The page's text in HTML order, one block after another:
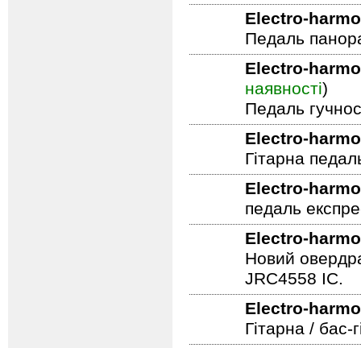
Electro-
Педаль
Electro-
наявності)
Педаль
Electro-
Гітарна
Electro-
педаль
Electro-
Новий
JRC4558 IC.
Electro-
Гітарна /